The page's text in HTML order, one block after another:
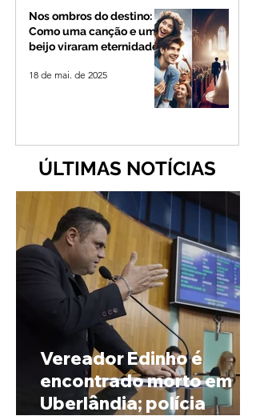
Nos ombros do destino:
Como uma canção e um
beijo viraram eternidade
18 de mai. de 2025
ÚLTIMAS NOTÍCIAS
Vereador Edinho é
encontrado morto em
Uberlândia; polícia